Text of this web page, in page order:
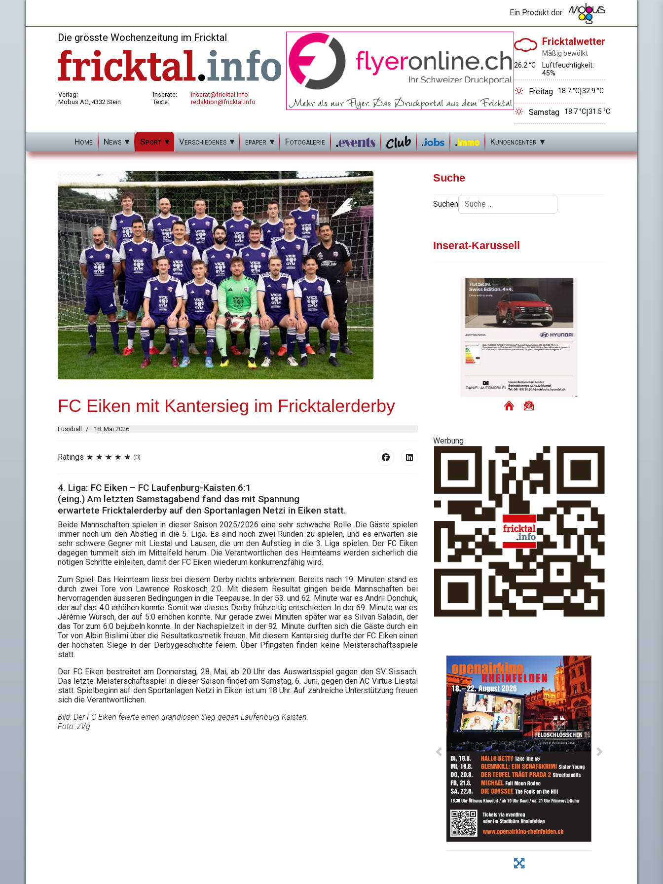
Ein Produkt der
Die grösste Wochenzeitung im Fricktal
Verlag:
Mobus AG, 4332 Stein
Inserate:
Texte:
inserat@fricktal.info
redaktion@fricktal.info
Fricktalwetter
Mäßig bewölkt
26.2 °C
Luftfeuchtigkeit:
45%
Freitag 18.7 °C|32.9 °C
Samstag 18.7 °C|31.5 °C
Home News Sport Verschiedenes epaper Fotogalerie Kundencenter
FC Eiken mit Kantersieg im Fricktalerderby
Fussball 18. Mai 2026
Ratings (0)
4. Liga: FC Eiken – FC Laufenburg-Kaisten 6:1
(eing.) Am letzten Samstagabend fand das mit Spannung
erwartete Fricktalerderby auf den Sportanlagen Netzi in Eiken statt.
Beide Mannschaften spielen in dieser Saison 2025/2026 eine sehr schwache Rolle. Die Gäste spielen
immer noch um den Abstieg in die 5. Liga. Es sind noch zwei Runden zu spielen, und es erwarten sie
sehr schwere Gegner mit Liestal und Lausen, die um den Aufstieg in die 3. Liga spielen. Der FC Eiken
dagegen tummelt sich im Mittelfeld herum. Die Verantwortlichen des Heimteams werden sicherlich die
nötigen Schritte einleiten, damit der FC Eiken wiederum konkurrenzfähig wird.
Zum Spiel: Das Heimteam liess bei diesem Derby nichts anbrennen. Bereits nach 19. Minuten stand es
durch zwei Tore von Lawrence Roskosch 2:0. Mit diesem Resultat gingen beide Mannschaften bei
hervorragenden äusseren Bedingungen in die Teepause. In der 53. und 62. Minute war es Andrii Donchuk,
der auf das 4:0 erhöhen konnte. Somit war dieses Derby frühzeitig entschieden. In der 69. Minute war es
Jérémie Würsch, der auf 5:0 erhöhen konnte. Nur gerade zwei Minuten später war es Silvan Saladin, der
das Tor zum 6:0 bejubeln konnte. In der Nachspielzeit in der 92. Minute durften sich die Gäste durch ein
Tor von Albin Bislimi über die Resultatkosmetik freuen. Mit diesem Kantersieg durfte der FC Eiken einen
der höchsten Siege in der Derbygeschichte feiern. Über Pfingsten finden keine Meisterschaftsspiele
statt.
Der FC Eiken bestreitet am Donnerstag, 28. Mai, ab 20 Uhr das Auswärtsspiel gegen den SV Sissach.
Das letzte Meisterschaftsspiel in dieser Saison findet am Samstag, 6. Juni, gegen den AC Virtus Liestal
statt. Spielbeginn auf den Sportanlagen Netzi in Eiken ist um 18 Uhr. Auf zahlreiche Unterstützung freuen
sich die Verantwortlichen.
Bild: Der FC Eiken feierte einen grandiosen Sieg gegen Laufenburg-Kaisten.
Foto: zVg
Suche
Suchen
Inserat-Karussell
Werbung